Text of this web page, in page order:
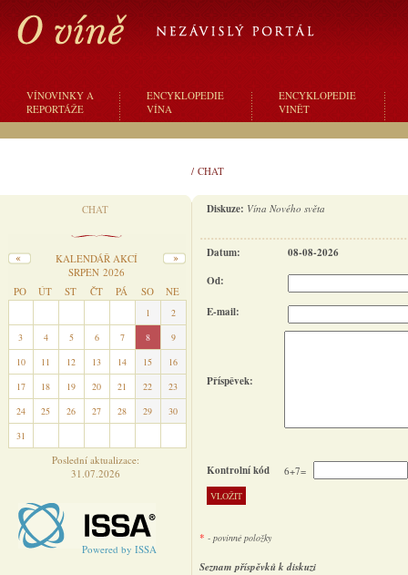
VÍNOVINKY A
REPORTÁŽE
ENCYKLOPEDIE
VÍNA
ENCYKLOPEDIE
VINĚT
/ CHAT
CHAT
KALENDÁŘ AKCÍ
SRPEN 2026
PO
ÚT ST ČT PÁ SO NE
1
2
3
4 5 6 7 8
9
10
11 12 13 14 15
16
17
18 19 20 21 22
23
24
25 26 27 28 29
30
31
Poslední aktualizace:
31.07.2026
Powered by ISSA
Diskuze: Vína Nového světa
Datum:
08-08-2026
Od:
E-mail:
Příspěvek:
Kontrolní kód 6+7=
* - povinné položky
Seznam příspěvků k diskuzi